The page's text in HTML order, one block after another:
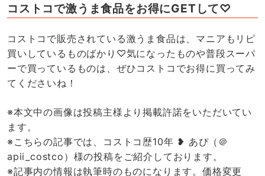
コストコで激うま食品をお得にGETして♡
コストコで販売されている激うま食品は、マニアもリピ
買いしているものばかり♡気になったものや普段スーパ
ーで買っているものは、ぜひコストコでお得に買ってみ
てくださいね！
※本文中の画像は投稿主様より掲載許諾をいただいてい
ます。
※こちらの記事では、コストコ歴10年 ❥ あぴ（＠
apii_costco）様の投稿をご紹介しております。
※記事内の情報は執筆時のものになります。価格変更